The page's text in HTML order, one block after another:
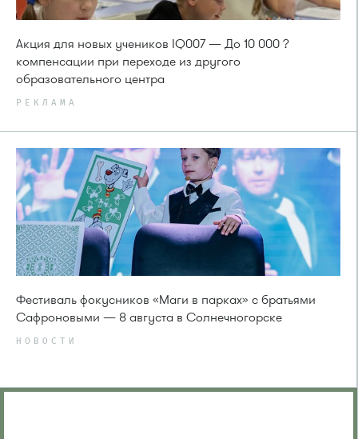
Акция для новых учеников IQ007 — До 10 000 ?
компенсации при переходе из другого
образовательного центра
РЕКЛАМА
Фестиваль фокусников «Маги в парках» с братьями
Сафроновыми — 8 августа в Солнечногорске
НОВОСТИ